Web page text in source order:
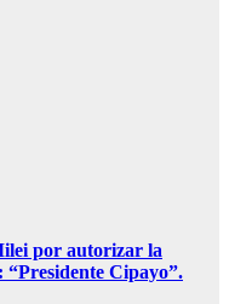
por autorizar la
Cipayo”.